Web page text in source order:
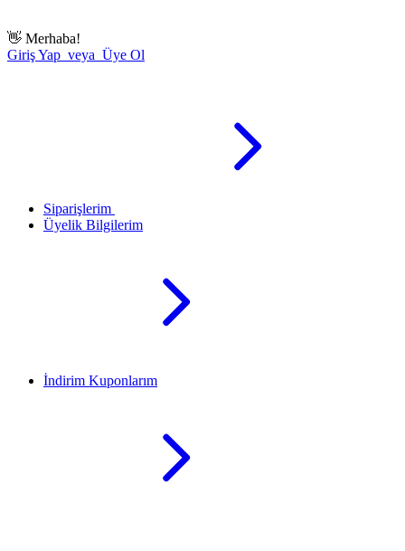
👋 Merhaba!
Giriş Yap veya Üye Ol
Siparişlerim
Üyelik Bilgilerim
İndirim Kuponlarım